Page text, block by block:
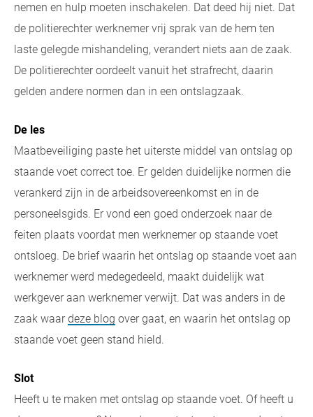
nemen en hulp moeten inschakelen. Dat deed hij niet. Dat
de politierechter werknemer vrij sprak van de hem ten
laste gelegde mishandeling, verandert niets aan de zaak.
De politierechter oordeelt vanuit het strafrecht, daarin
gelden andere normen dan in een ontslagzaak.
De les
Maatbeveiliging paste het uiterste middel van ontslag op
staande voet correct toe. Er gelden duidelijke normen die
verankerd zijn in de arbeidsovereenkomst en in de
personeelsgids. Er vond een goed onderzoek naar de
feiten plaats voordat men werknemer op staande voet
ontsloeg. De brief waarin het ontslag op staande voet aan
werknemer werd medegedeeld, maakt duidelijk wat
werkgever aan werknemer verwijt. Dat was anders in de
zaak waardeze blog over gaat, en waarin het ontslag op
staande voet geen stand hield.
Slot
Heeft u te maken met ontslag op staande voet. Of heeft u